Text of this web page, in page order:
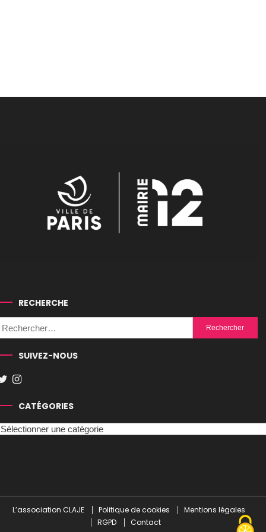
RECHERCHE
Rechercher :
SUIVEZ-NOUS
CATÉGORIES
L’association CLAJE Politique de cookies
Mentions légales
RGPD
Contact